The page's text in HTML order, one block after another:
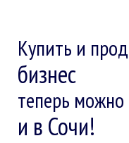
Купить и
бизнес
теперь можно
и в Сочи!